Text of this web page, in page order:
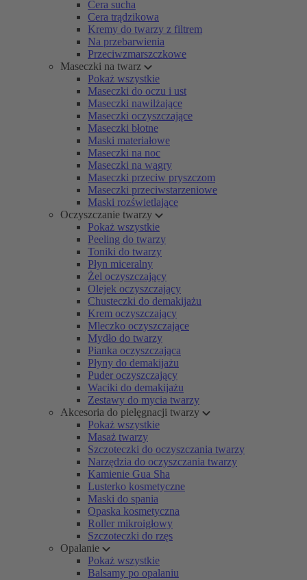
Cera sucha
Cera trądzikowa
Kremy do twarzy z filtrem
Na przebarwienia
Przeciwzmarszczkowe
Maseczki na twarz
Pokaż wszystkie
Maseczki do oczu i ust
Maseczki nawilżające
Maseczki oczyszczające
Maseczki błotne
Maski materiałowe
Maseczki na noc
Maseczki na wągry
Maseczki przeciw pryszczom
Maseczki przeciwstarzeniowe
Maski rozświetlające
Oczyszczanie twarzy
Pokaż wszystkie
Peeling do twarzy
Toniki do twarzy
Płyn miceralny
Żel oczyszczający
Olejek oczyszczający
Chusteczki do demakijażu
Krem oczyszczający
Mleczko oczyszczające
Mydło do twarzy
Pianka oczyszczająca
Płyny do demakijażu
Puder oczyszczający
Waciki do demakijażu
Zestawy do mycia twarzy
Akcesoria do pielęgnacji twarzy
Pokaż wszystkie
Masaż twarzy
Szczoteczki do oczyszczania twarzy
Narzędzia do oczyszczania twarzy
Kamienie Gua Sha
Lusterko kosmetyczne
Maski do spania
Opaska kosmetyczna
Roller mikroigłowy
Szczoteczki do rzęs
Opalanie
Pokaż wszystkie
Balsamy po opalaniu